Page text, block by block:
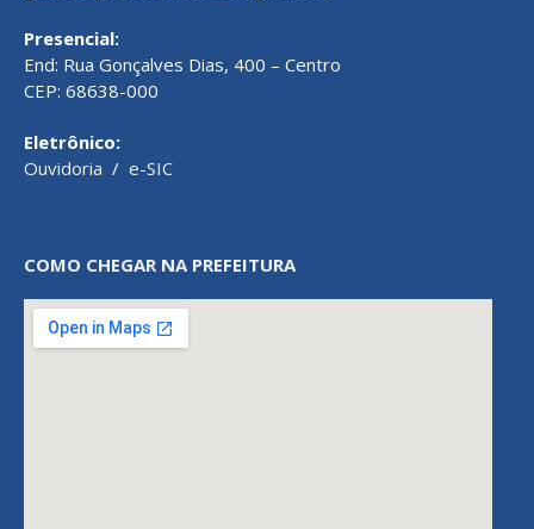
Presencial:
End: Rua Gonçalves Dias, 400 – Centro
CEP: 68638-000
Eletrônico:
Ouvidoria / e-SIC
COMO CHEGAR NA PREFEITURA